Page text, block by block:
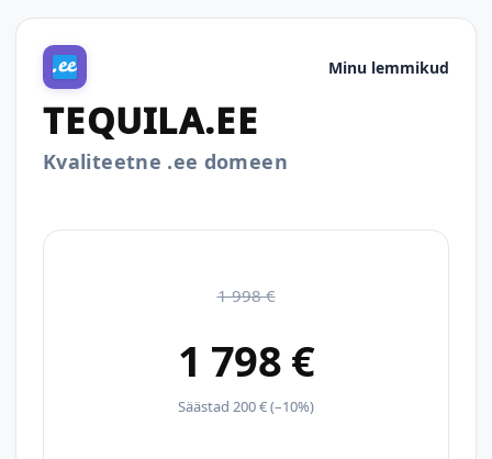
Minu lemmikud
TEQUILA.EE
Kvaliteetne .ee domeen
1 998 €
1 798 €
Säästad 200 € (–10%)